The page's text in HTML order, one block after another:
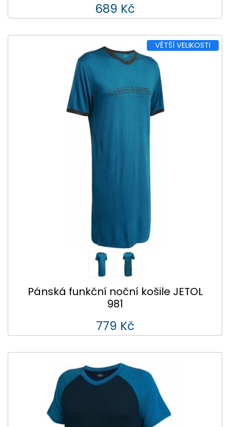
689 Kč
VĚTŠÍ VELIKOSTI
Pánská funkční noční košile JETOL
981
779 Kč